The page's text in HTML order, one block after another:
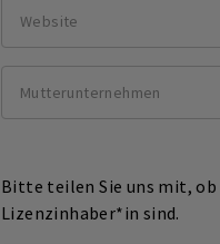
Bitte teilen Sie uns mit,
Lizenzinhaber*in sind.